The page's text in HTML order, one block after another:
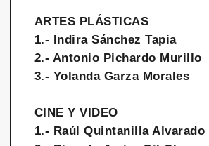
ARTES PLÁSTICAS
1.- Indira Sánchez Tapia
2.- Antonio Pichardo Murillo
3.- Yolanda Garza Morales
CINE Y VIDEO
1.- Raúl Quintanilla Alvarado